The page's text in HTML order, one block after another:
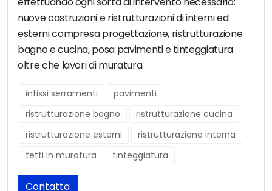
nuove costruzioni e ristrutturazioni di interni ed
esterni compresa progettazione, ristrutturazione
bagno e cucina, posa pavimenti e tinteggiatura
oltre che lavori di muratura.
infissi serramenti
pavimenti
ristrutturazione bagno
ristrutturazione cucina
ristrutturazione esterni
ristrutturazione interna
tetti in muratura
tinteggiatura
Contatta